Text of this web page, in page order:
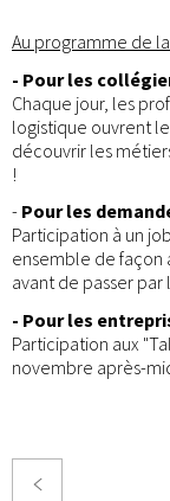
Au programme de
- Pour les
Chaque jour, les
logistique ouvrent
découvrir les
!
- Pour les
Participation à un
ensemble de façon
avant de passer
- Pour les
Participation aux
novembre après-